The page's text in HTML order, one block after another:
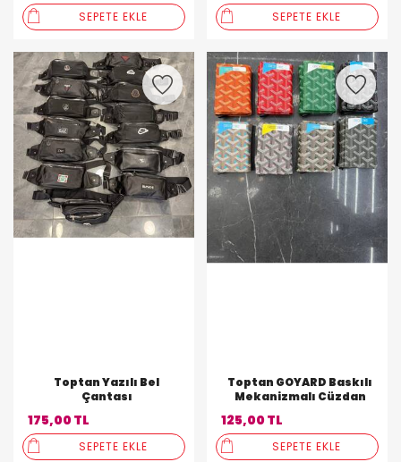
SEPETE EKLE SEPETE EKLE
Toptan Yazılı Bel
Çantası
175,00 TL
SEPETE EKLE
Toptan GOYARD Baskılı
Mekanizmalı Cüzdan
125,00 TL
SEPETE EKLE